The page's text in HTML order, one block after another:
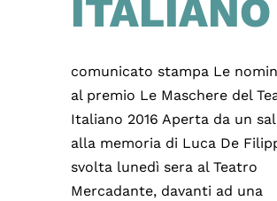
ITALIANO
comunicato stampa Le
al premio Le Maschere del
Italiano 2016 Aperta da un
alla memoria di Luca De
svolta lunedì sera al Teatro
Mercadante, davanti ad una